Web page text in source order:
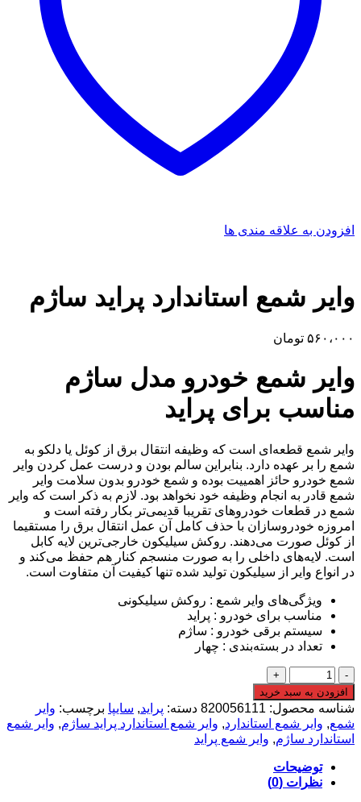
افزودن به علاقه مندی ها
وایر شمع استاندارد پراید ساژم
۵۶۰،۰۰۰ تومان
وایر شمع خودرو مدل ساژم
مناسب برای پراید
وایر شمع قطعه‌ای است که وظیفه‌ انتقال برق از کوئل یا دلکو به
شمع را بر عهده دارد. بنابراین سالم بودن و درست عمل کردن وایر
شمع خودرو حائز اهمییت بوده و شمع خودرو بدون سلامت وایر
شمع قادر به انجام وظیفه‌ خود نخواهد بود. لازم به ذکر است که وایر
شمع در قطعات خودروهای تقریبا قدیمی‌تر بکار رفته است و
امروزه خودروسازان با حذف کامل آن عمل انتقال برق را مستقیما
از کوئل صورت می‌دهند. روکش سیلیکون خارجی‌ترین لایه کابل
است. لایه‌های داخلی را به صورت منسجم کنار هم حفظ می‌کند و
در انواع وایر از سیلیکون تولید شده تنها کیفیت آن متفاوت است.
ویژگی‌های وایر شمع : روکش سیلیکونی
مناسب برای خودرو : پراید
سیستم برقی خودرو : ساژم
تعداد در بسته‌بندی : چهار
وایر
شمع
استاندارد
پراید
ساژم
عدد
افزودن به سبد خرید
شناسه محصول: 820056111 دسته: پراید, سایپا برچسب: وایر
شمع, وایر شمع استاندارد, وایر شمع استاندارد پراید ساژم, وایر شمع
استاندارد ساژم, وایر شمع پراید
توضیحات
نظرات (0)